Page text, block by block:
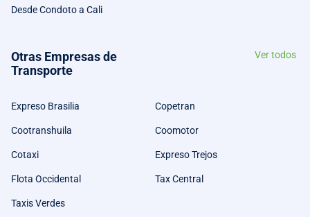
Desde Condoto a Cali
Otras Empresas de
Transporte
Ver todos
Expreso Brasilia Copetran
Cootranshuila Coomotor
Cotaxi Expreso Trejos
Flota Occidental Tax Central
Taxis Verdes